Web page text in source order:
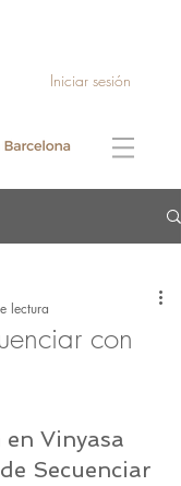
Iniciar sesión
con
lectura
Vinyasa
Secuenciar